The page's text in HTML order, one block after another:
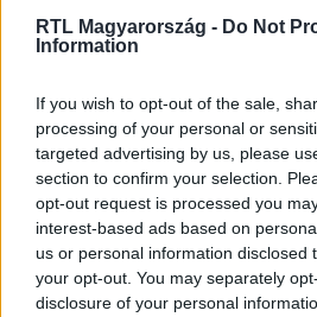
RTL Magyarország - Do Not
Information
If you wish to opt-out of the sale,
processing of your personal or
targeted advertising by us, please
section to confirm your selection.
opt-out request is processed you
interest-based ads based on
us or personal information disclosed
your opt-out. You may separately
disclosure of your personal
Kövess minket, és értesülj
Facebookon is!